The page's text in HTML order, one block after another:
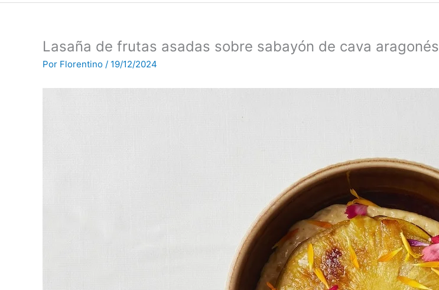
Lasaña de frutas asadas sobre sabayón de cava aragonés
Por Florentino / 19/12/2024